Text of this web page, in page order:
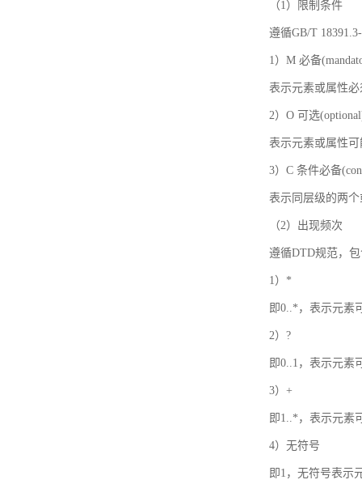
（1）限制条件
遵循GB/T
1）M 必备
表示元素或属性
2）O 可选
表示元素或属性
3）C 条件必备
表示同层级的两
（2）出现频次
遵循DTD规范，
1）*
即0..*，表示元素
2）?
即0..1，表示元素
3）+
即1..*，表示元素
4）无符号
即1，无符号表示